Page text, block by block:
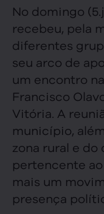
No domingo
recebeu, pela
diferentes
seu arco de
um encontro
Francisco
Vitória. A
município,
zona rural e
pertencente
mais um
presença